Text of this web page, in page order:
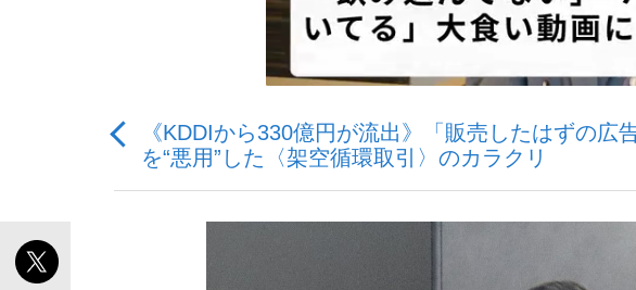
「最悪の空気のまま解散」WBC日本代表“敗戦”の真実 選手が明
《KDDIから330億円が流出》「販売したはずの
を“悪用”した〈架空循環取引〉のカラクリ